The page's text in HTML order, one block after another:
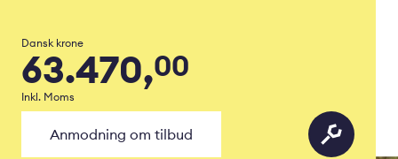
Dansk krone
63.470,00
Inkl. Moms
Anmodning om tilbud